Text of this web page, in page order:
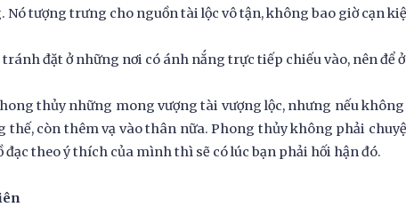
Nó tượng trưng cho nguồn tài lộc vô tận, không bao giờ cạn
tránh đặt ở những nơi có ánh nắng trực tiếp chiếu vào, nên để
thủy những mong vượng tài vượng lộc, nhưng nếu
thế, còn thêm vạ vào thân nữa. Phong thủy không phải
đạc theo ý thích của mình thì sẽ có lúc bạn phải hối hận đó.